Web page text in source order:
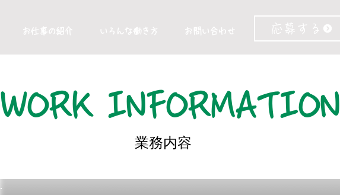
お仕事の紹介 いろんな働き方 お問い合わせ 応募する
WORK INFORMATION
​業務内容